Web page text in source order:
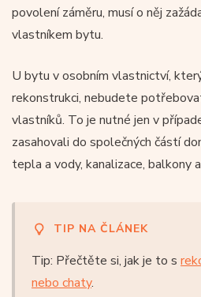
povolení záměru, musí o něj
vlastníkem bytu.
U bytu v osobním vlastnictví,
rekonstrukci, nebudete
vlastníků. To je nutné jen v
zasahovali do společných částí
tepla a vody, kanalizace, balkony
TIP NA ČLÁNEK
Tip: Přečtěte si, jak je to s
nebo chaty.